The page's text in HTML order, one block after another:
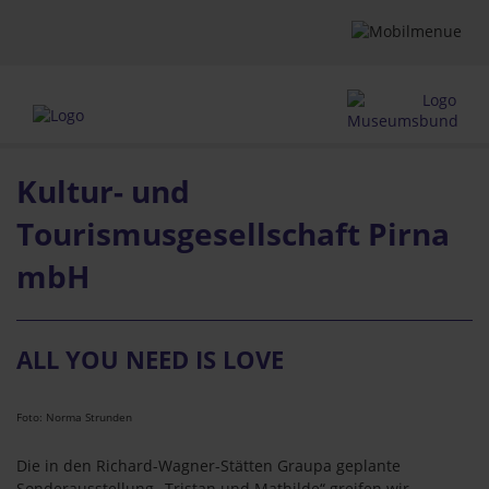
Kultur- und
Tourismusgesellschaft Pirna
mbH
ALL YOU NEED IS LOVE
Foto: Norma Strunden
Die in den Richard-Wagner-Stätten Graupa geplante